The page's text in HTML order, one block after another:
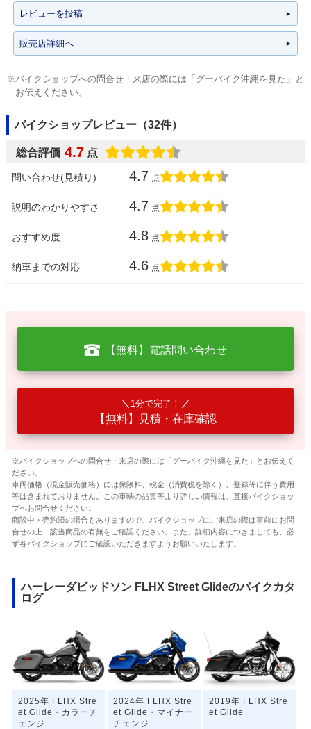
レビューを投稿
販売店詳細へ
※バイクショップへの問合せ・来店の際には「グーバイク沖縄を見た」と
お伝えください。
バイクショップレビュー（32件）
総合評価 4.7 点
問い合わせ(見積り) 4.7 点
説明のわかりやすさ 4.7 点
おすすめ度 4.8 点
納車までの対応 4.6 点
【無料】電話問い合わせ
1分で完了！
【無料】見積・在庫確認
※バイクショップへの問合せ・来店の際には「グーバイク沖縄を見た」とお伝えく
ださい。
車両価格（現金販売価格）には保険料、税金（消費税を除く）、登録等に伴う費用
等は含まれておりません。この車輌の品質等より詳しい情報は、直接バイクショッ
プへお問合せください。
商談中・売約済の場合もありますので、バイクショップにご来店の際は事前にお問
合せの上、該当商品の有無をご確認ください。また、詳細内容につきましても、必
ず各バイクショップにご確認いただきますようお願いいたします。
ハーレーダビッドソン FLHX Street Glideのバイクカタ
ログ
2025年 FLHX Stre
et Glide・カラーチ
ェンジ
2024年 FLHX Stre
et Glide・マイナー
チェンジ
2019年 FLHX Stre
et Glide